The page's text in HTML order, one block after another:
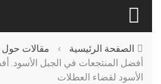
الصفحة الرئيسية › مقالات حول
أفضل المنتجعات في الجبل الأسود.
الأسود لقضاء العطلات